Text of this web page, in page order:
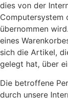
dies von der
Computersystem
übernommen
eines
sich die Artikel,
gelegt hat, über
Die betroffene
durch unsere